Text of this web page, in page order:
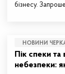
бізнесу.
НОВИНИ
Пік спеки
небезпеки: